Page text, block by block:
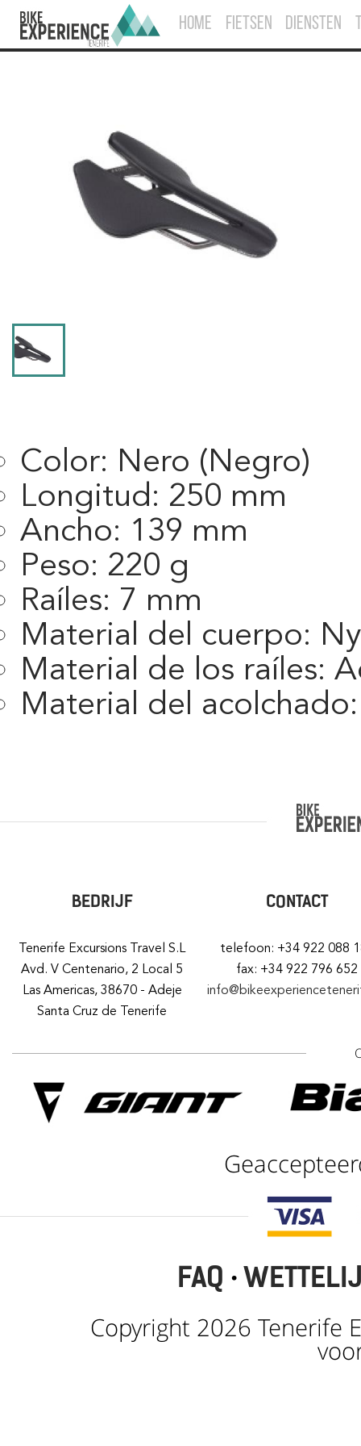
HOME FIETSEN DIENSTEN
Color: Nero (Negro)
Longitud: 250 mm
Ancho: 139 mm
Peso: 220 g
Raíles: 7 mm
Material del cuerpo:
Material de los raíles:
Material del acolchado:
BEDRIJF
Tenerife Excursions Travel S.L
Avd. V Centenario, 2 Local 5
Las Americas, 38670 - Adeje
Santa Cruz de Tenerife
CONTACT
telefoon: +34 922 088
fax: +34 922 796 652
FAQ ·
Copyright 2026 Tenerife